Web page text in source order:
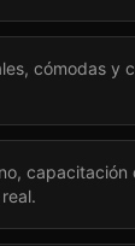
cómodas y
capacitación